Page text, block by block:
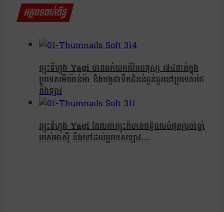
អត្ថបទពាក់ព័ន្ធ
ព្យុះទីហ្វុង Yagi បានឆក់យកជីវិតមនុស្ស ៧៤នាក់ក្នុង
ប្រទេសមីយ៉ាន់ម៉ា និងបង្កជាទឹកជំនន់ធ្ងន់ធ្ងរនៅប្រទេសថៃ
និងឡាវ
ព្យុះទីហ្វុង Yagi ដែលជាព្យុះដ៏មានឥទ្ធិពលបំផុតប្រចាំឆ្នាំ
របស់អាស៊ី នឹងទៅដល់ប្រទេសឡាវ…